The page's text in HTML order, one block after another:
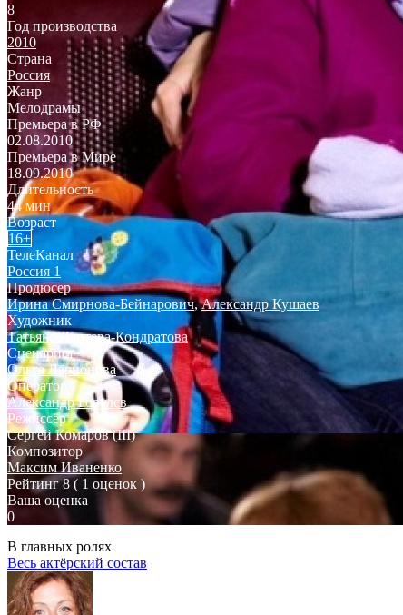
8
Год производства
2010
Страна
Россия
Жанр
Мелодрамы
Премьера в РФ
02.08.2010
Премьера в Мире
18.09.2010
Длительность
44 мин
Возраст
16+
ТелеКанал
Россия 1
Продюсер
Ирина Смирнова-Бейнарович,Александр Кушаев
Художник
Татьяна Лаптева-Кондратова
Сценарист
Ольга Ларионова
Оператор
Александр Горулев
Режиссёр
Сергей Комаров (III)
Композитор
Максим Иваненко
Рейтинг 8 ( 1 оценок )
Ваша оценка
0
В главных ролях
Весь актёрский состав